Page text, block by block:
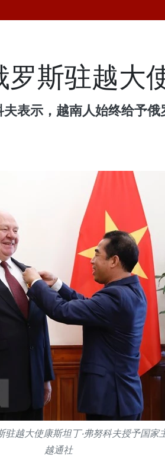
斯驻越大
表示，越南人始终给予
越大使康斯坦丁·弗努科夫授予国家
越通社